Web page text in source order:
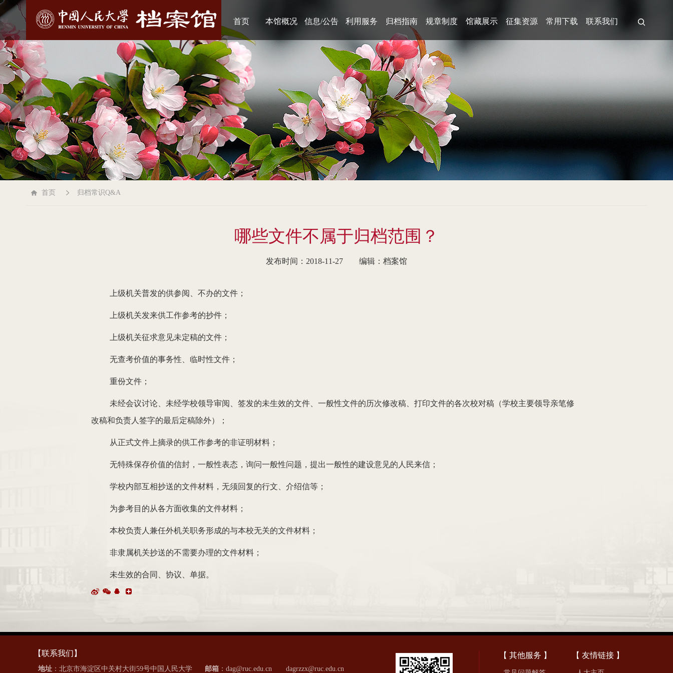
首页 本馆概况 信息/公告 利用服务 归档指南 规章制度 馆藏展示 征集资源 常用下载 联系我们
首页 归档常识Q&A
哪些文件不属于归档范围？
发布时间：2018-11-27 编辑：档案馆
上级机关普发的供参阅、不办的文件；
上级机关发来供工作参考的抄件；
上级机关征求意见未定稿的文件；
无查考价值的事务性、临时性文件；
重份文件；
未经会议讨论、未经学校领导审阅、签发的未生效的文件、一般性文件的历次修改稿、打印文件的各次校对稿（学校主要领导亲笔修
改稿和负责人签字的最后定稿除外）；
从正式文件上摘录的供工作参考的非证明材料；
无特殊保存价值的信封，一般性表态，询问一般性问题，提出一般性的建设意见的人民来信；
学校内部互相抄送的文件材料，无须回复的行文、介绍信等；
为参考目的从各方面收集的文件材料；
本校负责人兼任外机关职务形成的与本校无关的文件材料；
非隶属机关抄送的不需要办理的文件材料；
未生效的合同、协议、单据。
【联系我们】
地址 ：北京市海淀区中关村大街59号中国人民大学 邮箱 ：dag@ruc.edu.cn dagrzzx@ruc.edu.cn
【 其他服务 】 【 友情链接 】